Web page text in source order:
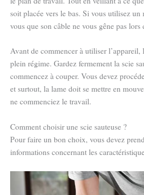
soit placée vers le bas. Si vous utilisez
vous que son câble ne vous gêne pas lors
Avant de commencer à utiliser l’appareil,
plein régime. Gardez fermement la scie
commencez à couper. Vous devez
et surtout, la lame doit se mettre en
ne commenciez le travail.
Comment choisir une scie sauteuse ?
Pour faire un bon choix, vous devez
informations concernant les